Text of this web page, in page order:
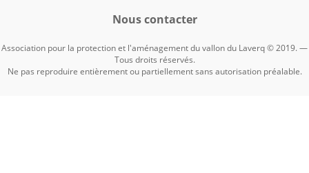
Nous contacter
Association pour la protection et l'aménagement du vallon du Laverq © 2019. —
Tous droits réservés.
Ne pas reproduire entièrement ou partiellement sans autorisation préalable.